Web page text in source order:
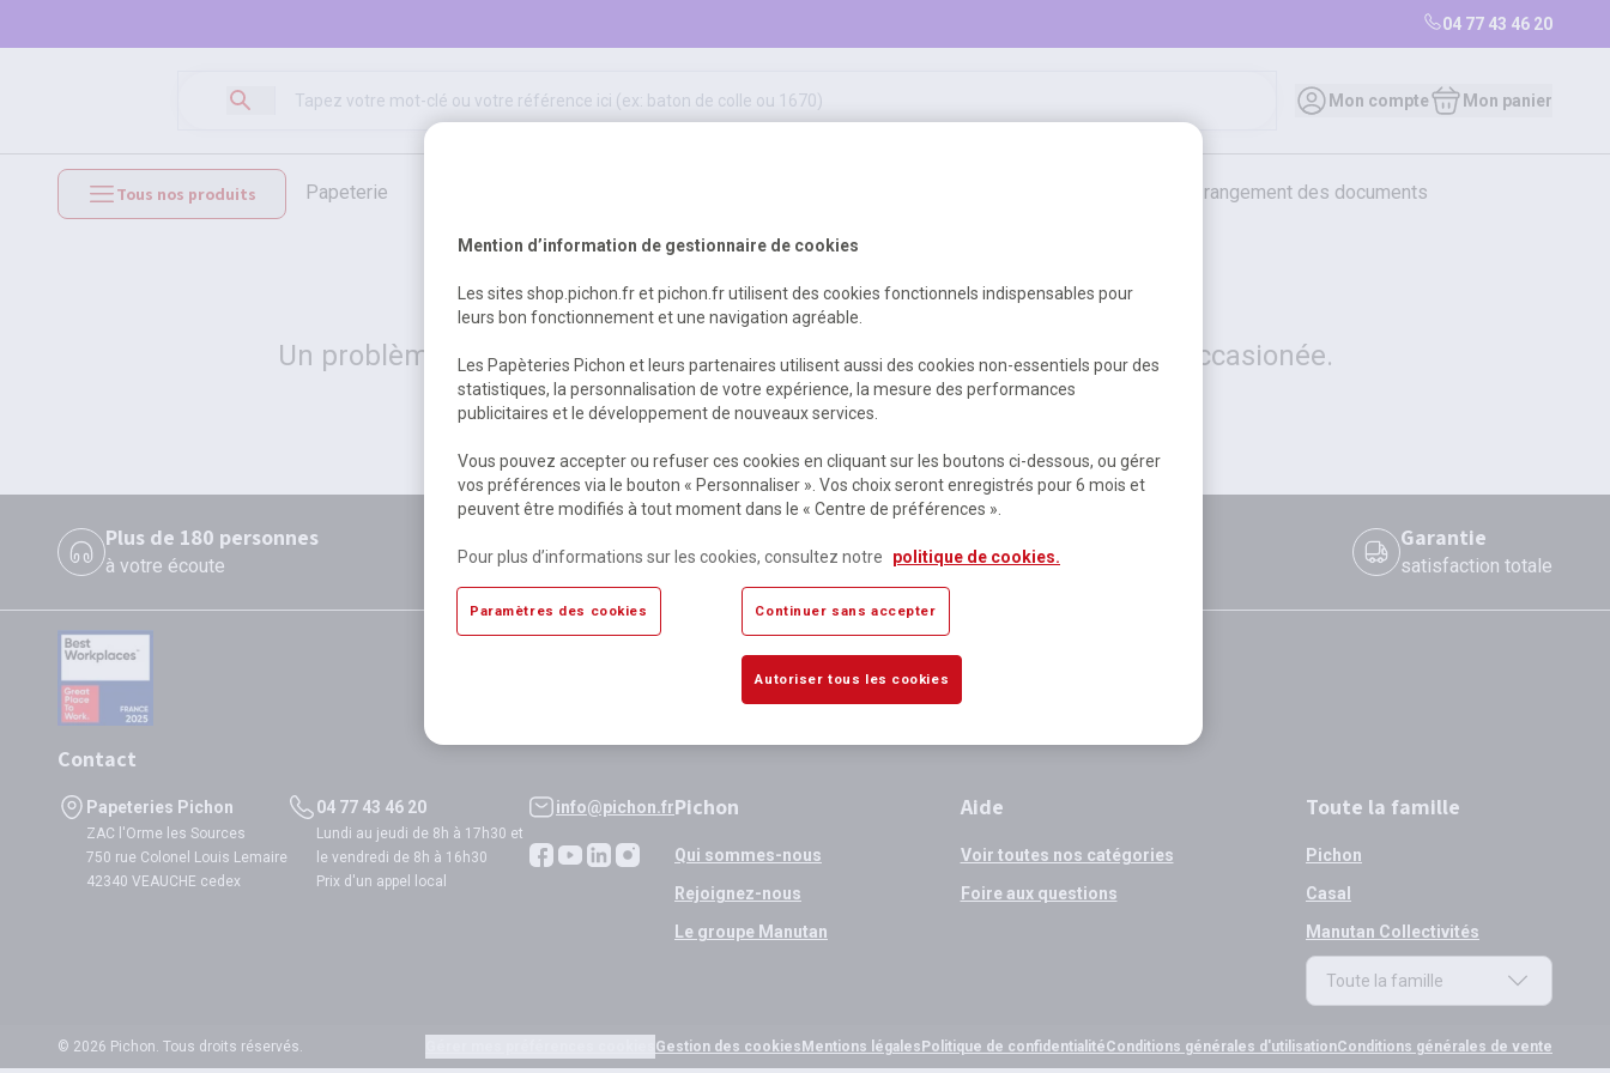
04 77 43 46 20
Mon compte Mon panier
Tous nos produits papeterie bureautique et rangement des documents
mobilier et équipements hygiène, sécurité, 1er secours outils, travaux & entretien
500
Erreur Serveur...
Un problème serveur est survenu. Veuillez nous excuser pour la gêne occasionée.
Retour Retour à l'accueil
Plus de 180 personnes
à votre écoute disponibles si validation avant 12h
Garantie
satisfaction totale
Contact
Papeteries Pichon
ZAC l'Orme les Sources
750 rue Colonel Louis Lemaire
42340 VEAUCHE cedex
04 77 43 46 20
Lundi au jeudi de 8h à 17h30 et
le vendredi de 8h à 16h30
Prix d'un appel local
info@pichon.frPichon
Qui sommes-nous
Rejoignez-nous
Le groupe Manutan
Aide
Voir toutes nos catégories
Foire aux questions
Toute la famille
Pichon
Casal
Manutan Collectivités
Toute la famille
© 2026 Pichon. Tous droits réservés. Gestion des cookies Mentions légales Politique de confidentialitéConditions générales d'utilisationConditions générales de vente
Mention d’information de gestionnaire de cookies
Les sites shop.pichon.fr et pichon.fr utilisent des cookies fonctionnels indispensables pour
leurs bon fonctionnement et une navigation agréable.
Les Papèteries Pichon et leurs partenaires utilisent aussi des cookies non-essentiels pour des
statistiques, la personnalisation de votre expérience, la mesure des performances
publicitaires et le développement de nouveaux services.
Vous pouvez accepter ou refuser ces cookies en cliquant sur les boutons ci-dessous, ou gérer
vos préférences via le bouton « Personnaliser ». Vos choix seront enregistrés pour 6 mois et
peuvent être modifiés à tout moment dans le « Centre de préférences ».
Pour plus d’informations sur les cookies, consultez notre politique de cookies.
Paramètres des cookies Continuer sans accepter
Autoriser tous les cookies